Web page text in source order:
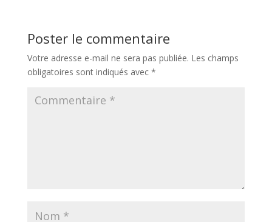
Poster le commentaire
Votre adresse e-mail ne sera pas publiée. Les champs
obligatoires sont indiqués avec *